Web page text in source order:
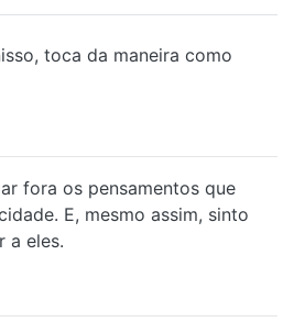
toca da maneira como
fora os pensamentos que
E, mesmo assim, sinto
a eles.